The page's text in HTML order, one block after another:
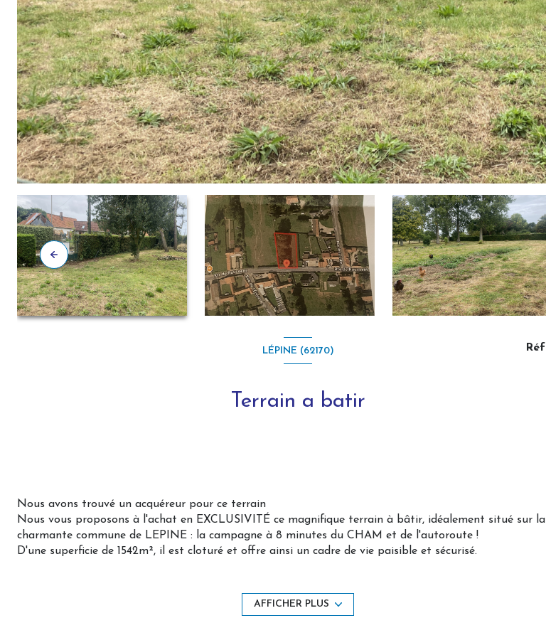
LÉPINE (62170)
Terrain a batir
Réf
Nous avons trouvé un acquéreur pour ce terrain
Nous vous proposons à l'achat en EXCLUSIVITÉ ce magnifique terrain à bâtir, idéalement situé sur la
charmante commune de LEPINE : la campagne à 8 minutes du CHAM et de l'autoroute !
D'une superficie de 1542m², il est cloturé et offre ainsi un cadre de vie paisible et sécurisé.
Environ 30 mètres de façade sur 51 mètres de profondeur.
AFFICHER PLUS